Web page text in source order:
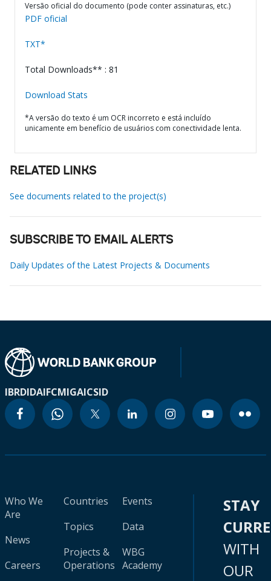
Versão oficial do documento (pode conter assinaturas, etc.)
PDF oficial
TXT*
Total Downloads** : 81
Download Stats
*A versão do texto é um OCR incorreto e está incluído
unicamente em benefício de usuários com conectividade lenta.
RELATED LINKS
See documents related to the project(s)
SUBSCRIBE TO EMAIL ALERTS
Daily Updates of the Latest Projects & Documents
IBRDIDAIFCMIGAICSID
Who We
Are
News
Careers
Countries
Topics
Projects &
Operations
Events
Data
WBG
Academy
STAY
WITH
OUR